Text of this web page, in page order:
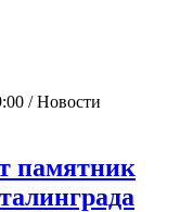
/ Новости
памятник